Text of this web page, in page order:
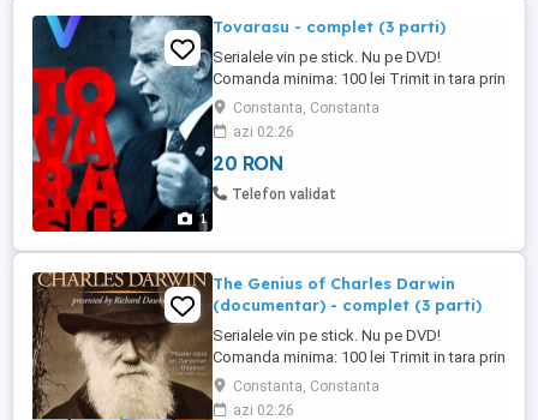
1
Tovarasu - complet (3 parti)
Serialele vin pe stick. Nu pe DVD!
Comanda minima: 100 lei Trimit in tara prin
Posta Romana. Costa 15 lei.
Constanta, Constanta
azi 02:26
20 RON
Telefon validat
The Genius of Charles Darwin
(documentar) - complet (3 parti)
Serialele vin pe stick. Nu pe DVD!
Comanda minima: 100 lei Trimit in tara prin
Posta Romana. Costa 15 lei.
Constanta, Constanta
azi 02:26